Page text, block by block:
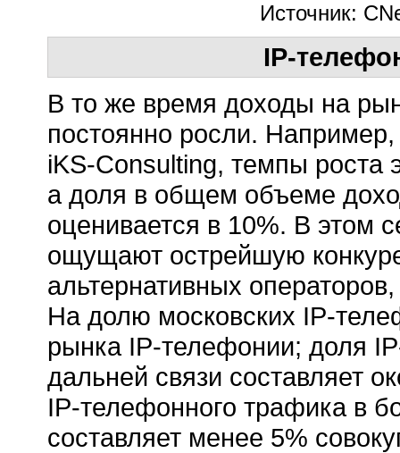
Источник:
IP-
В то же время доходы на
постоянно росли.
iKS-Consulting, темпы роста
а доля в общем объеме
оценивается в 10%. В этом
ощущают острейшую
альтернативных
На долю московских IP-
рынка IP-телефонии; доля
дальней связи составляет
IP-телефонного трафика в
составляет менее 5%